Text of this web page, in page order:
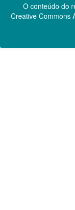
O conteúdo do
Creative Commons